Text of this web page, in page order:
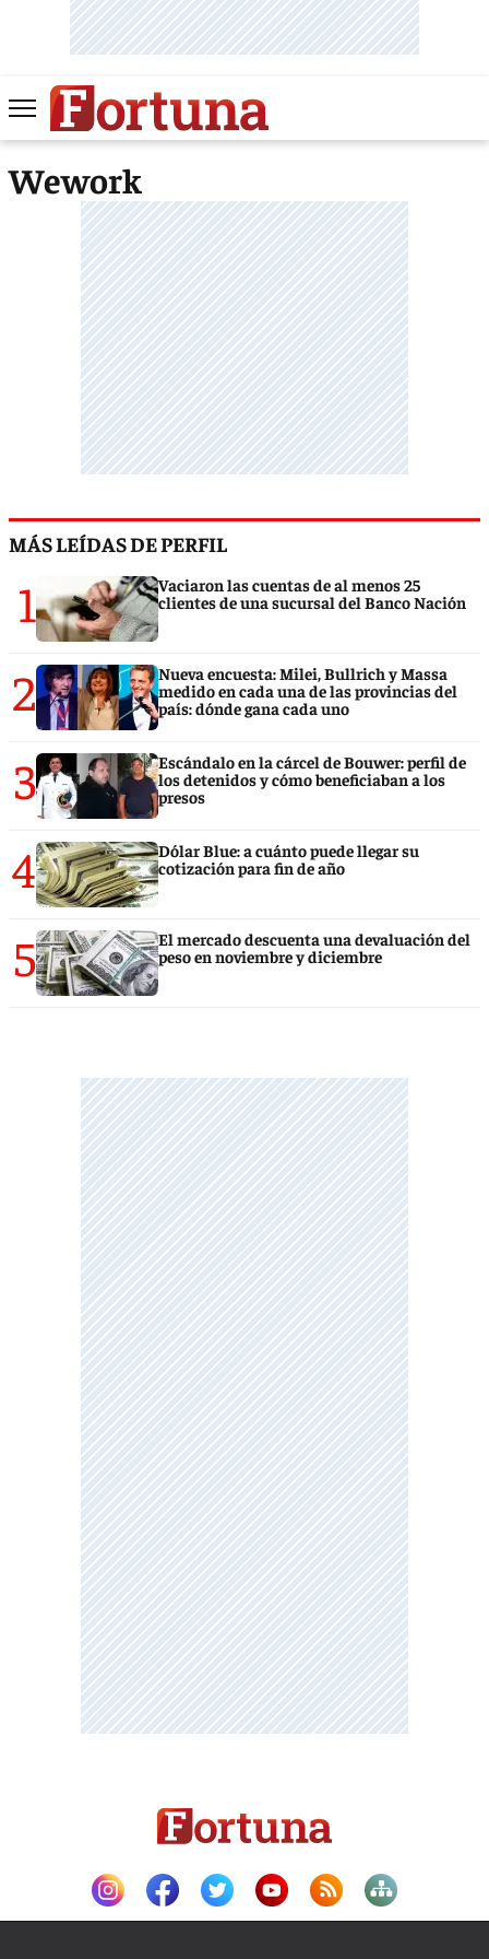
Wework
MÁS LEÍDAS DE PERFIL
1
Vaciaron las cuentas de al menos 25
clientes de una sucursal del Banco Nación
2
Nueva encuesta: Milei, Bullrich y Massa
medido en cada una de las provincias del
país: dónde gana cada uno
3
Escándalo en la cárcel de Bouwer: perfil de
los detenidos y cómo beneficiaban a los
presos
4
Dólar Blue: a cuánto puede llegar su
cotización para fin de año
5
El mercado descuenta una devaluación del
peso en noviembre y diciembre